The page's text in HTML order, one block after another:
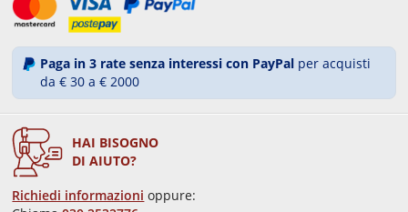
Paga in 3 rate senza interessi con PayPal per acquisti
da € 30 a € 2000
HAI BISOGNO
DI AIUTO?
Richiedi informazioni oppure: